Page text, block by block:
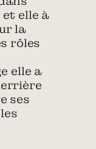
elle à
la
rôles
elle a
ses